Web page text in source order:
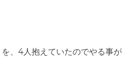
、4人抱えていたのでやる事が